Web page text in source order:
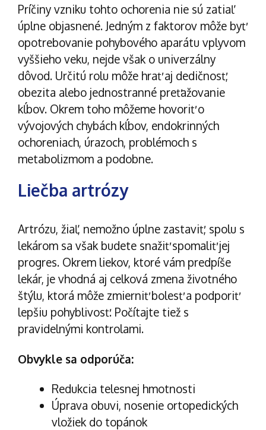
Príčiny vzniku tohto ochorenia nie sú zatiaľ
úplne objasnené. Jedným z faktorov môže byť
opotrebovanie pohybového aparátu vplyvom
vyššieho veku, nejde však o univerzálny
dôvod. Určitú rolu môže hrať aj dedičnosť,
obezita alebo jednostranné preťažovanie
kĺbov. Okrem toho môžeme hovoriť o
vývojových chybách kĺbov, endokrinných
ochoreniach, úrazoch, problémoch s
metabolizmom a podobne.
Liečba artrózy
Artrózu, žiaľ, nemožno úplne zastaviť, spolu s
lekárom sa však budete snažiť spomaliť jej
progres. Okrem liekov, ktoré vám predpíše
lekár, je vhodná aj celková zmena životného
štýlu, ktorá môže zmierniť bolesťa podporiť
lepšiu pohyblivosť. Počítajte tiež s
pravidelnými kontrolami.
Obvykle sa odporúča:
Redukcia telesnej hmotnosti
Úprava obuvi, nosenie ortopedických
vložiek do topánok